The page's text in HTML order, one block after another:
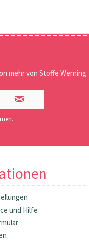
mehr von Stoffe Werning.
und Hilfe